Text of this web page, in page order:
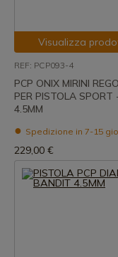
Visualizza
REF: PCP093-4
PCP ONIX MIRINI
PER PISTOLA SPORT
4.5MM
Spedizione in 7-15
229,00 €